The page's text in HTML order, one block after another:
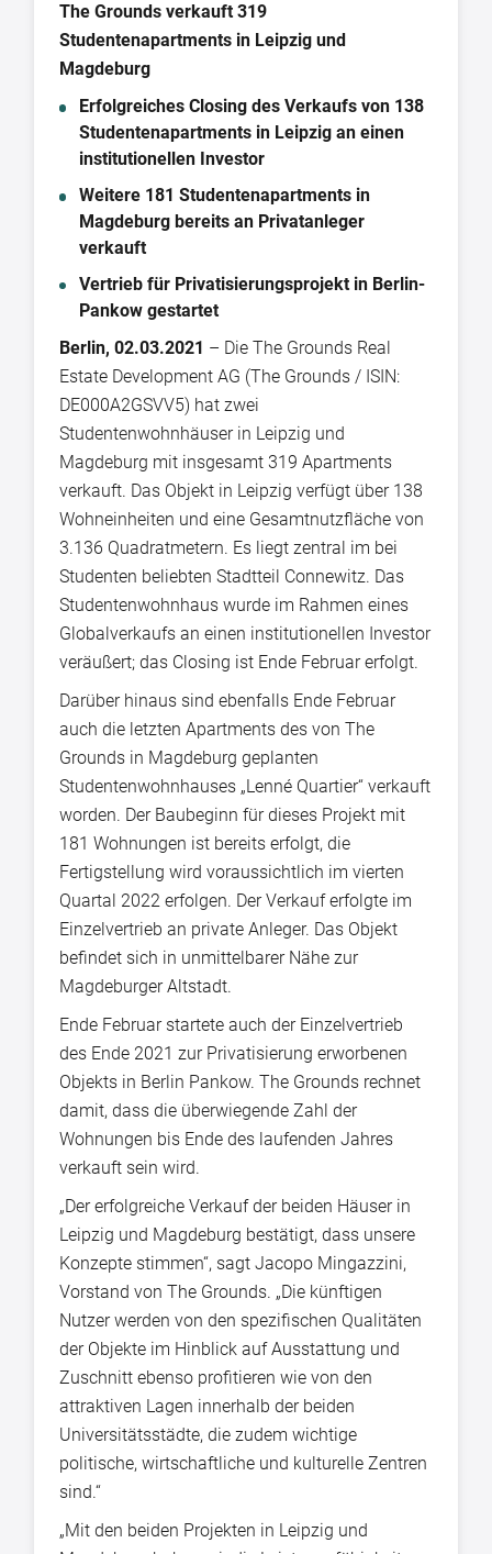
The Grounds verkauft 319
Studentenapartments in Leipzig und
Magdeburg
Erfolgreiches Closing des Verkaufs von 138
Studentenapartments in Leipzig an einen
institutionellen Investor
Weitere 181 Studentenapartments in
Magdeburg bereits an Privatanleger
verkauft
Vertrieb für Privatisierungsprojekt in Berlin-
Pankow gestartet
Berlin, 02.03.2021 – Die The Grounds Real
Estate Development AG (The Grounds / ISIN:
DE000A2GSVV5) hat zwei
Studentenwohnhäuser in Leipzig und
Magdeburg mit insgesamt 319 Apartments
verkauft. Das Objekt in Leipzig verfügt über 138
Wohneinheiten und eine Gesamtnutzfläche von
3.136 Quadratmetern. Es liegt zentral im bei
Studenten beliebten Stadtteil Connewitz. Das
Studentenwohnhaus wurde im Rahmen eines
Globalverkaufs an einen institutionellen Investor
veräußert; das Closing ist Ende Februar erfolgt.
Darüber hinaus sind ebenfalls Ende Februar
auch die letzten Apartments des von The
Grounds in Magdeburg geplanten
Studentenwohnhauses „Lenné Quartier“ verkauft
worden. Der Baubeginn für dieses Projekt mit
181 Wohnungen ist bereits erfolgt, die
Fertigstellung wird voraussichtlich im vierten
Quartal 2022 erfolgen. Der Verkauf erfolgte im
Einzelvertrieb an private Anleger. Das Objekt
befindet sich in unmittelbarer Nähe zur
Magdeburger Altstadt.
Ende Februar startete auch der Einzelvertrieb
des Ende 2021 zur Privatisierung erworbenen
Objekts in Berlin Pankow. The Grounds rechnet
damit, dass die überwiegende Zahl der
Wohnungen bis Ende des laufenden Jahres
verkauft sein wird.
„Der erfolgreiche Verkauf der beiden Häuser in
Leipzig und Magdeburg bestätigt, dass unsere
Konzepte stimmen“, sagt Jacopo Mingazzini,
Vorstand von The Grounds. „Die künftigen
Nutzer werden von den spezifischen Qualitäten
der Objekte im Hinblick auf Ausstattung und
Zuschnitt ebenso profitieren wie von den
attraktiven Lagen innerhalb der beiden
Universitätsstädte, die zudem wichtige
politische, wirtschaftliche und kulturelle Zentren
sind.“
„Mit den beiden Projekten in Leipzig und